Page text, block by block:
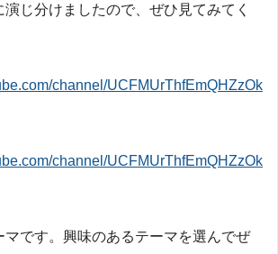
演じ分けましたので、ぜひ見てみてく
channel/UCFMUrThfEmQHZzOk
channel/UCFMUrThfEmQHZzOk
マです。興味のあるテーマを選んでぜ